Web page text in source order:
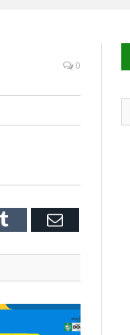
0
Tumblr Email